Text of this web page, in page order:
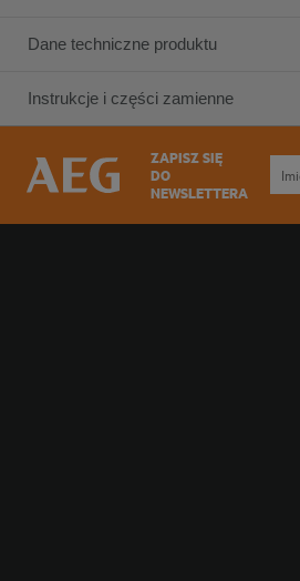
Dane techniczne produktu
Instrukcje i części zamienne
ZAPISZ SIĘ
DO
NEWSLETTERA